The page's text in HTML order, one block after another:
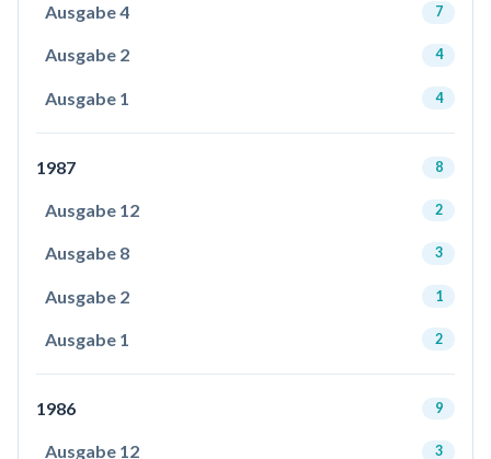
Ausgabe 4 7
Ausgabe 2 4
Ausgabe 1 4
1987 8
Ausgabe 12 2
Ausgabe 8 3
Ausgabe 2 1
Ausgabe 1 2
1986 9
Ausgabe 12 3